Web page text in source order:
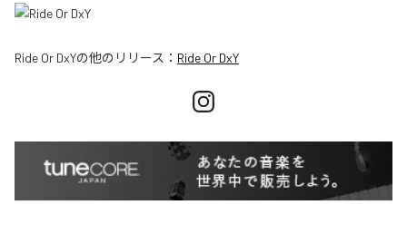
Ride Or DxYの他のリリース： Ride Or DxY